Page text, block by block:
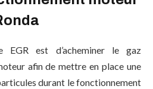
EGR est d’acheminer le gaz
afin de mettre en place une
durant le fonctionnement